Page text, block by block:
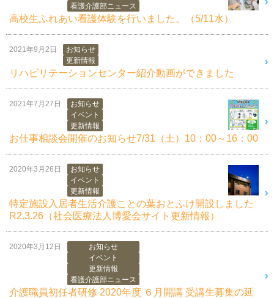
看護介護部ニュース
高校生ふれあい看護体験を行いました。（5/11水）
2021年9月2日
お知らせ
更新情報
リハビリテーションセンター紹介動画ができました
2021年7月27日
お知らせ
イベント
更新情報
お仕事相談会開催のお知らせ7/31（土）10：00～16：00
2020年3月26日
お知らせ
イベント
更新情報
特定施設入居者生活介護ことの葉おとふけ開設しました
R2.3.26（社会医療法人博愛会サイト更新情報）
2020年3月12日
お知らせ
イベント
更新情報
看護介護部ニュース
介護職員初任者研修 2020年度 ６月開講 受講生募集の延